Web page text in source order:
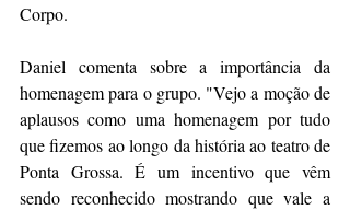
Corpo.
Daniel comenta sobre a importância da
homenagem para o grupo. "Vejo a moção de
aplausos como uma homenagem por tudo
que fizemos ao longo da história ao teatro de
Ponta Grossa. É um incentivo que vêm
sendo reconhecido mostrando que vale a